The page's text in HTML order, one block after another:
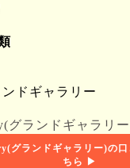
ドギャラリー
グランドギャラリ
グランドギャラリー)の口
ちら ▶